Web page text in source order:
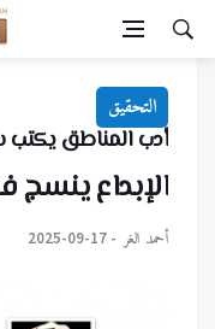
التحقيق
أدب المناطق يكتب
الإبداع ينسج
أحمد الغر 2025-09-17